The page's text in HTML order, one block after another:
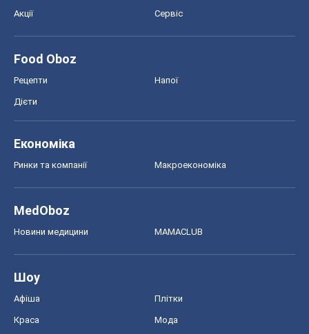
Акції Сервіс
Food Oboz
Рецепти Напої
Дієти
Економіка
Ринки та компанії Макроекономіка
MedOboz
Новини медицини MAMACLUB
Шоу
Афіша Плітки
Краса Мода